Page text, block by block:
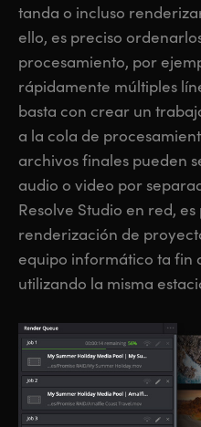
tanda o incluso
ello, es preciso
procesamiento, por
rápidamente múltiples
basta con crear un
a la cola de
archivos finales pueden
audio o video por
Resolve Studio en red,
renderización de
equipo informático ta fin
utilizando la misma